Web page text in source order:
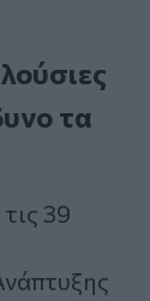
τα
39